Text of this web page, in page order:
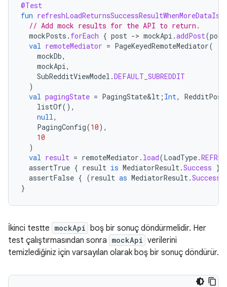
@Test
fun
// Add mock results for the API to return.
mockPosts . forEach { post -> mockApi .addPost(post
val remoteMediator = PageKeyedRemoteMediator(
mockDb,
mockApi,
SubRedditViewModel .DEFAULT_SUBREDDIT
)
val pagingState = PagingState&lt ; Int,
listOf(),
null,
PagingConfig(10),
10
)
val result = remoteMediator . load(LoadType.
assertTrue { result is MediatorResult.Success }
assertFalse { (result as MediatorResult.Success
}
İkinci testte mockApi boş bir sonuç döndürmelidir. Her
test çalıştırmasından sonra mockApi verilerini
temizlediğiniz için varsayılan olarak boş bir sonuç döndürür.